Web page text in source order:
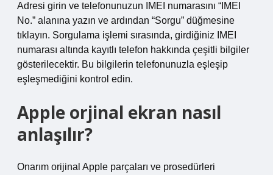
Adresi girin ve telefonunuzun IMEI numarasını “IMEI
No.” alanına yazın ve ardından “Sorgu” düğmesine
tıklayın. Sorgulama işlemi sırasında, girdiğiniz IMEI
numarası altında kayıtlı telefon hakkında çeşitli bilgiler
gösterilecektir. Bu bilgilerin telefonunuzla eşleşip
eşleşmediğini kontrol edin.
Apple orjinal ekran nasıl
anlaşılır?
Onarım orijinal Apple parçaları ve prosedürleri